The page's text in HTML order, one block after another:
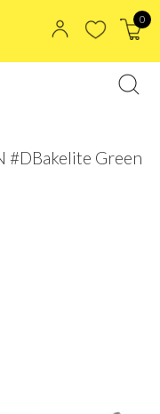
0
#DBakelite Green